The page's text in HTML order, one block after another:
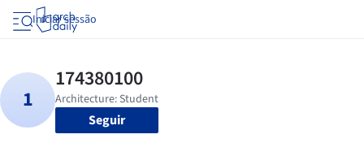
Iniciar sessão
Seguir